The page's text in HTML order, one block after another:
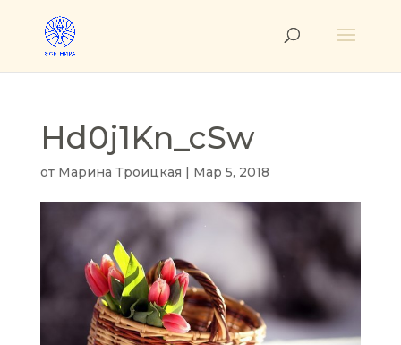
Hd0j1Kn_cSw
от Марина Троицкая | Мар 5, 2018